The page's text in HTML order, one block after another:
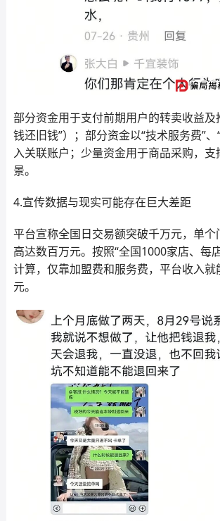
部分资金用于支付前期用户的转卖收益及
钱还旧钱”）；部分资金以“技术服务费”
入关联账户；少量资金用于商品采购，支
景。
4.宣传数据与现实可能存在巨大差距
平台宣称全国日交易额突破千万元，单个
高达数百万元。按照“全国1000家店、每
计算，仅靠加盟费和服务费，平台收入就
元。